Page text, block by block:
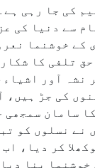
کی جا رہی
سے دنیا کی
کے خوشنما
تلفی کا
نشہ آور
کی جڑ ہیں،
سامان سمجھی
نے نسلوں کو
کر دیا،
بنا دیا